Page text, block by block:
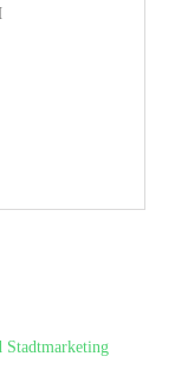
Stadtmarketing